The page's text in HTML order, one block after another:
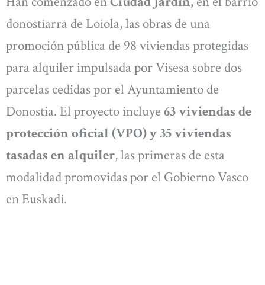
donostiarra de Loiola, las obras de una
promoción pública de 98 viviendas protegidas
para alquiler impulsada por Visesa sobre dos
parcelas cedidas por el Ayuntamiento de
Donostia. El proyecto incluye 63 viviendas de
protección oficial (VPO) y 35 viviendas
tasadas en alquiler, las primeras de esta
modalidad promovidas por el Gobierno Vasco
en Euskadi.